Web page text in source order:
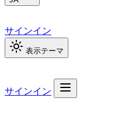
サインイン
表示テーマ
サインイン